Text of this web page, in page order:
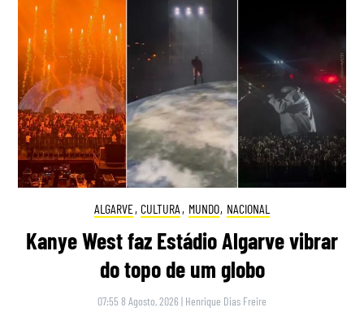
ALGARVE, CULTURA , MUNDO, NACIONAL
Kanye West faz Estádio Algarve vibrar
do topo de um globo
07:55 8 Agosto, 2026 | Henrique Dias Freire